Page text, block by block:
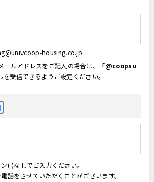
housing.co.jp
ルアドレスをご記入の場合は、
「@coopsu
を受信できるようご設定ください。
(-)なしでご入力ください。
話をさせていただくことがございます。